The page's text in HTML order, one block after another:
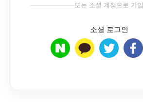
또는 소셜 계정으로 가입
소셜 로그인